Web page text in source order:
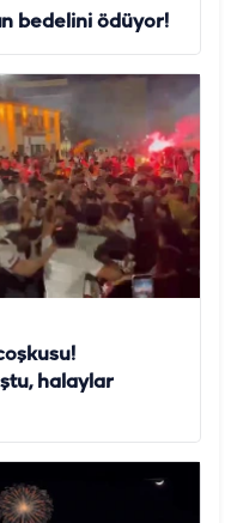
bedelini ödüyor!
halaylar